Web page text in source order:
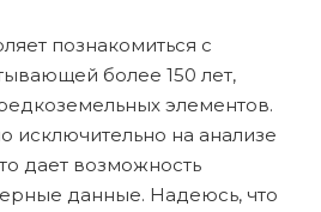
познакомиться с
более 150 лет,
элементов.
исключительно на анализе
дает возможность
данные. Надеюсь, что